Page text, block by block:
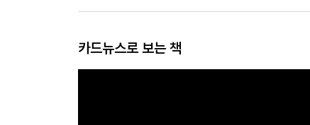
카드뉴스로 보는 책